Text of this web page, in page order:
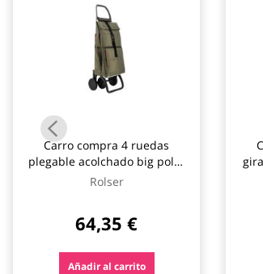
Carro compra 4 ruedas
plegable acolchado big polar
4l kaki rolser
Rolser
64,35 €
Añadir al carrito